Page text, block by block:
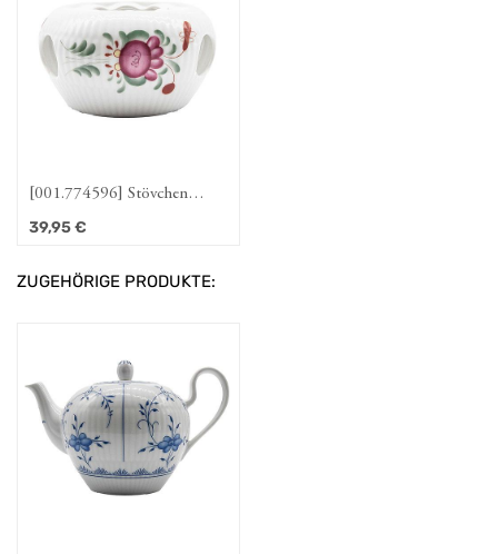
[001.774596] Stövchen
Ostfriesenrose (Amina)
39,95€
ZUGEHÖRIGE PRODUKTE: